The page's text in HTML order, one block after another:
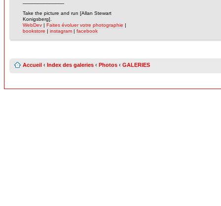
Take the picture and run [Allan Stewart
Konigsberg].
WebDev | Faites évoluer votre photographie |
bookstore | instagram | facebook
Accueil ‹ Index des galeries ‹ Photos ‹ GALERIES